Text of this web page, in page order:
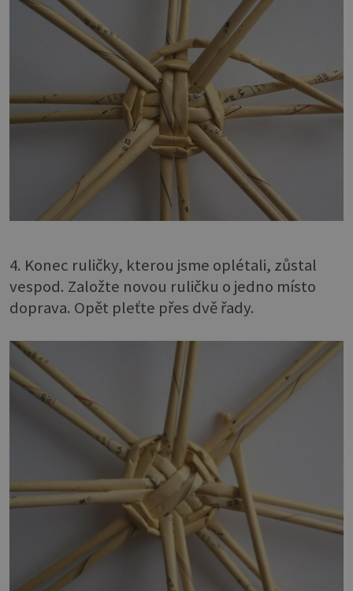
4. Konec ruličky, kterou jsme oplétali, zůstal
vespod. Založte novou ruličku o jedno místo
doprava. Opět pleťte přes dvě řady.